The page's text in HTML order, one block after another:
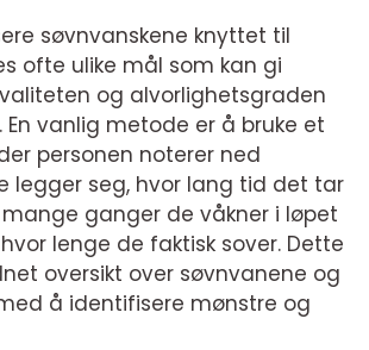
søvnvanskene knyttet til
ofte ulike mål som kan gi
og alvorlighetsgraden
En vanlig metode er å bruke et
personen noterer ned
legger seg, hvor lang tid det tar
ganger de våkner i løpet
lenge de faktisk sover. Dette
oversikt over søvnvanene og
å identifisere mønstre og